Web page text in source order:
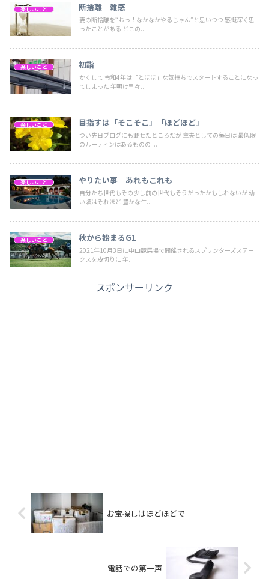
楽しいこと 断捨離 雑感
妻の断捨離を“おっ！なかなかやるじゃん”と思いつつ 感慨深く思
ったことがある どこの...
楽しいこと 初詣
かくして 令和4年は「とほほ」な気持ちでスタートすることになっ
てしまった 年明け早々...
楽しいこと 目指すは「そこそこ」「ほどほど」
つい先日ブログにも載せたところだが 主夫としての毎日は 最低限
のルーティンはあるものの ...
楽しいこと やりたい事 あれもこれも
自分たち世代もその少し前の世代もそうだったかもしれないが 幼
い頃はそれほど 豊かな生...
楽しいこと 秋から始まるG1
2021年10月3日に中山競馬場で開催されるスプリンターズステー
クスを皮切りに 年...
スポンサーリンク
お宝探しはほどほどで
電話での第一声